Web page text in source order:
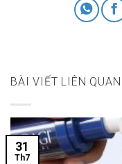
BÀI VIẾT LIÊN QUAN
31
Th7